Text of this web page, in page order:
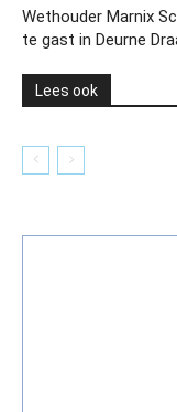
Wethouder Marnix
te gast in Deurne
Lees ook